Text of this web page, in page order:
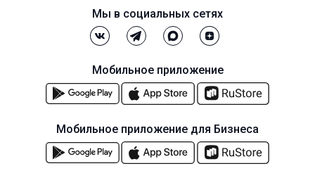
Мы в социальных сетях
Мобильное приложение
Мобильное приложение для Бизнеса